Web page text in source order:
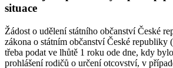
situace
Žádost o udělení státního občanství České
zákona o státním občanství České republiky
třeba podat ve lhůtě 1 roku ode dne, kdy
prohlášení rodičů o určení otcovství, v